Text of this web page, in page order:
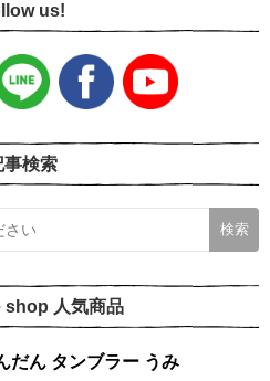
us!
事検索
shop 人気商品
ノラネコぐんだん タンブラー うみ